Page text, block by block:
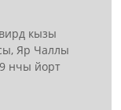
кызы
Яр Чаллы
нчы йорт